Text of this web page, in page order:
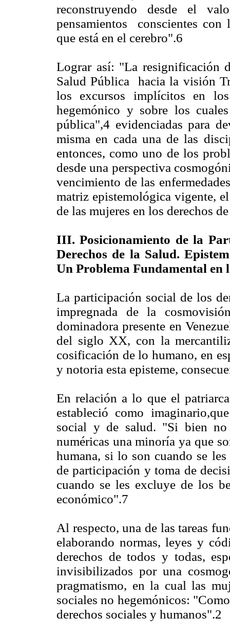
reconstruyendo desde el
pensamientos conscientes
que está en el cerebro".6
Lograr así: "La resignificación
Salud Pública hacia la visión
los excursos implícitos en
hegemónico y sobre los
pública",4 evidenciadas para
misma en cada una de las
entonces, como uno de los
desde una perspectiva
vencimiento de las
matriz epistemológica vigente,
de las mujeres en los derechos
III. Posicionamiento de la
Derechos de la Salud.
Un Problema Fundamental en
La participación social de los
impregnada de la
dominadora presente en
del siglo XX, con la
cosificación de lo humano, en
y notoria esta episteme,
En relación a lo que el
estableció como
social y de salud. "Si bien no
numéricas una minoría ya que
humana, si lo son cuando se
de participación y toma de
cuando se les excluye de los
económico".7
Al respecto, una de las tareas
elaborando normas, leyes y
derechos de todos y todas,
invisibilizados por una
pragmatismo, en la cual las
sociales no hegemónicos:
derechos sociales y humanos".2